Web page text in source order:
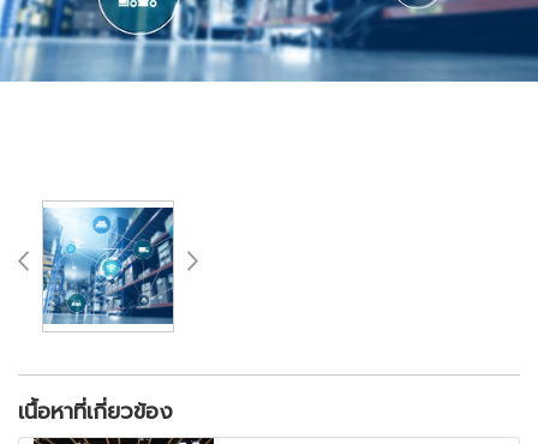
เนื้อหาที่เกี่ยวข้อง